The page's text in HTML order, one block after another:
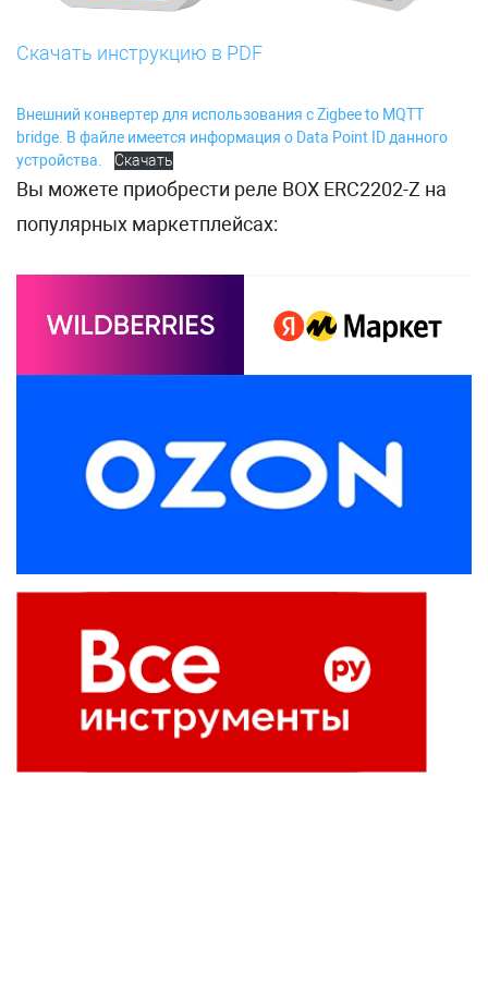
Скачать инструкцию в PDF
Внешний конвертер для использования с Zigbee to MQTT
bridge. В файле имеется информация о Data Point ID данного
устройства.
Скачать
Вы можете приобрести реле BOX ERC2202-Z на
популярных маркетплейсах: